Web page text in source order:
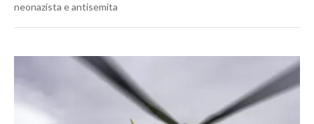
neonazista e antisemita